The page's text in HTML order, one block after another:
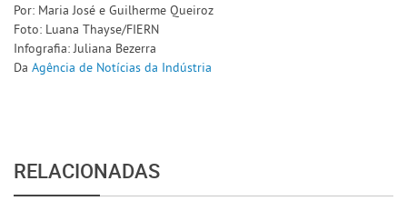
Por: Maria José e Guilherme Queiroz
Foto: Luana Thayse/FIERN
Infografia: Juliana Bezerra
Da Agência de Notícias da Indústria
RELACIONADAS